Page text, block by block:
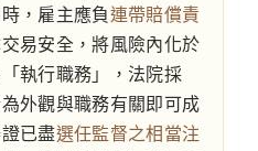
，雇主應負連帶賠償責
易安全，將風險內化於
執行職務」，法院採
外觀與職務有關即可成
已盡選任監督之相當注